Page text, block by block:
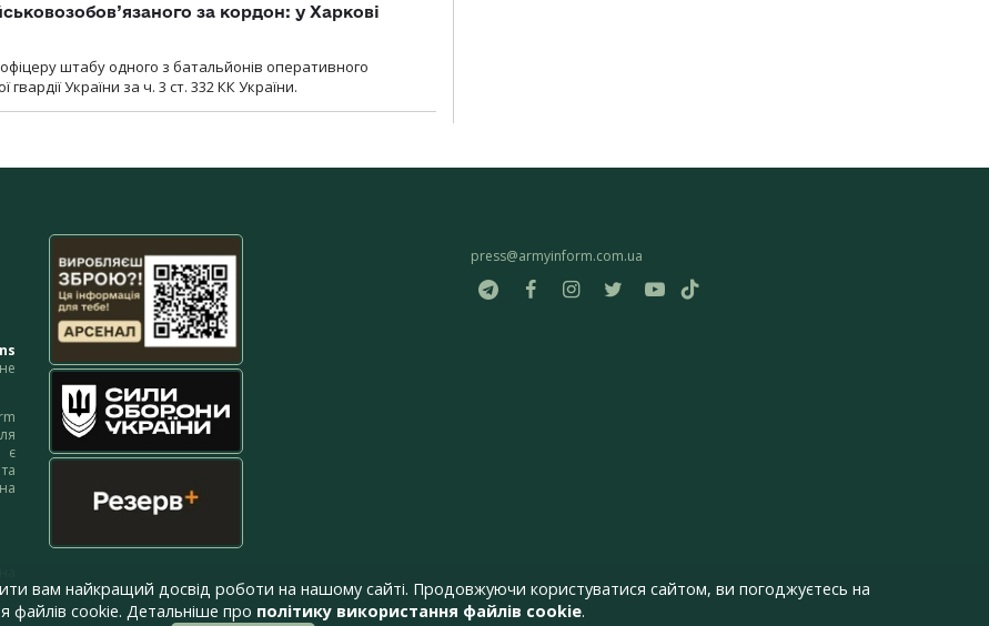
за кордон: у Харкові
штабу одного з батальйонів оперативного
України за ч. 3 ст. 332 КК України.
є
press@armyinform.com.ua
вам найкращий досвід роботи на нашому сайті. Продовжуючи користуватися сайтом, ви погоджуєтесь на
файлів cookie. Детальніше про політику використання файлів cookie.